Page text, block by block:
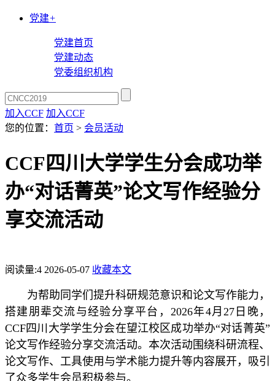
党建+
党建首页
党建动态
党委组织机构
加入CCF 加入CCF
您的位置： 首页 > 会员活动
CCF四川大学学生分会成功举
办“对话菁英”论文写作经验分
享交流活动
阅读量:4 2026-05-07 收藏本文
为帮助同学们提升科研规范意识和论文写作能力，
搭建朋辈交流与经验分享平台，2026年4月27日晚，
CCF四川大学学生分会在望江校区成功举办“对话菁英”
论文写作经验分享交流活动。本次活动围绕科研流程、
论文写作、工具使用与学术能力提升等内容展开，吸引
了众多学生会员积极参与。